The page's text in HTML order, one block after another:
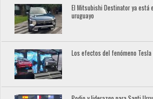
El Mitsubishi Destinator ya está
uruguayo
Los efectos del fenómeno Tesla